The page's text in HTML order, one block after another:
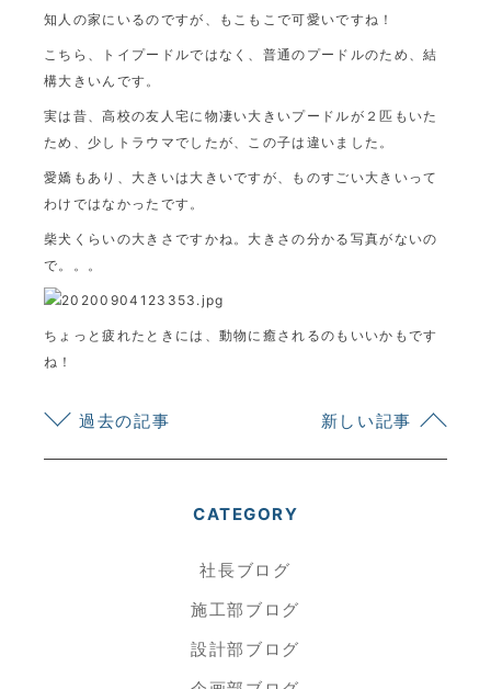
知人の家にいるのですが、もこもこで可愛いですね！
こちら、トイプードルではなく、普通のプードルのため、結
構大きいんです。
実は昔、高校の友人宅に物凄い大きいプードルが２匹もいた
ため、少しトラウマでしたが、この子は違いました。
愛嬌もあり、大きいは大きいですが、ものすごい大きいって
わけではなかったです。
柴犬くらいの大きさですかね。大きさの分かる写真がないの
で。。。
ちょっと疲れたときには、動物に癒されるのもいいかもです
ね！
過去の記事 新しい記事
CATEGORY
社長ブログ
施工部ブログ
設計部ブログ